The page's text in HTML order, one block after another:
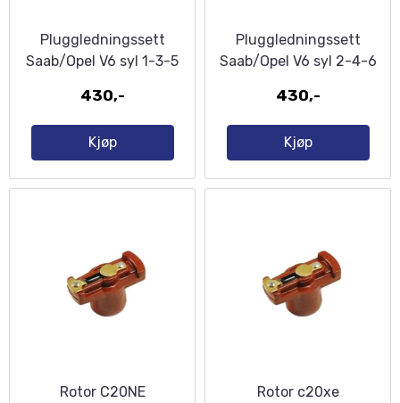
Pluggledningssett
Saab/Opel V6 syl 1-3-5
430,-
Kjøp
Pluggledningssett
Saab/Opel V6 syl 2-4-6
430,-
Kjøp
Rotor C20NE Rotor c20xe